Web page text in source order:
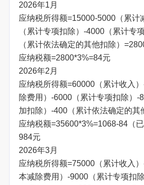
2026年1月
应纳税所得额=15000-5000（累计
（累计专项扣除）-4000（累计专
（累计依法确定的其他扣除）
应纳税额=2800*3%=84元
2026年2月
应纳税所得额=60000（累计收入
除费用）-6000（累计专项扣除）-
加扣除）-400（累计依法确定的其
应纳税额=35600*3%=1068-84（
984元
2026年3月
应纳税所得额=75000（累计收入
本减除费用）-9000（累计专项扣